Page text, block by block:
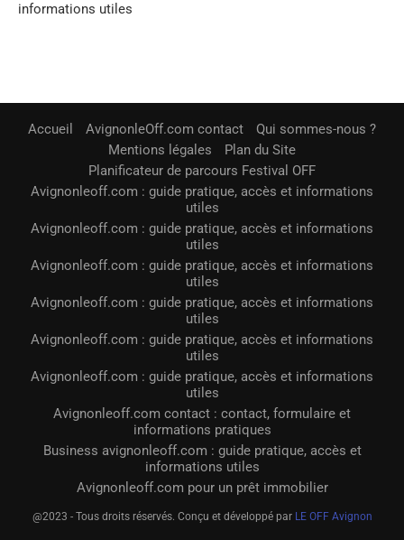
informations utiles
Accueil AvignonleOff.com contact
Qui sommes-nous ?
Mentions légales
Plan du Site
Planificateur de parcours Festival OFF
Avignonleoff.com : guide pratique, accès et informations
utiles
Avignonleoff.com : guide pratique, accès et informations
utiles
Avignonleoff.com : guide pratique, accès et informations
utiles
Avignonleoff.com : guide pratique, accès et informations
utiles
Avignonleoff.com : guide pratique, accès et informations
utiles
Avignonleoff.com : guide pratique, accès et informations
utiles
Avignonleoff.com contact : contact, formulaire et
informations pratiques
Business avignonleoff.com : guide pratique, accès et
informations utiles
Avignonleoff.com pour un prêt immobilier
@2023 - Tous droits réservés. Conçu et développé par LE OFF Avignon